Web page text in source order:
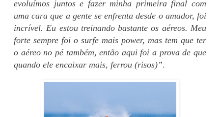
evoluímos juntos e fazer minha primeira final com
uma cara que a gente se enfrenta desde o amador, foi
incrível. Eu estou treinando bastante os aéreos. Meu
forte sempre foi o surfe mais power, mas tem que ter
o aéreo no pé também, então aqui foi a prova de que
quando ele encaixar mais, ferrou (risos)”.